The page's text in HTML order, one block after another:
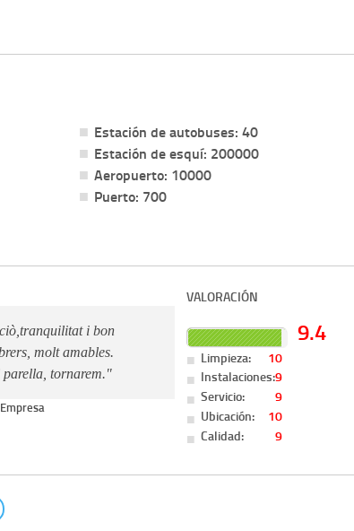
Estación de autobuses: 40
Estación de esquí: 200000
Aeropuerto: 10000
Puerto: 700
i bon
molt amables.
parella, tornarem."
Empresa
VALORACIÓN
9.4
Limpieza:
10
Instalaciones:9
Servicio:
9
Ubicación:
10
Calidad:
9